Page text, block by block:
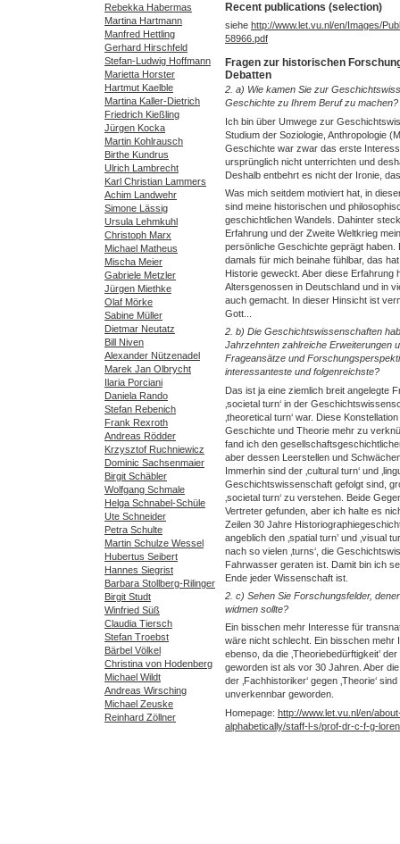
Rebekka Habermas
Martina Hartmann
Manfred Hettling
Gerhard Hirschfeld
Stefan-Ludwig Hoffmann
Marietta Horster
Hartmut Kaelble
Martina Kaller-Dietrich
Friedrich Kießling
Jürgen Kocka
Martin Kohlrausch
Birthe Kundrus
Ulrich Lambrecht
Karl Christian Lammers
Achim Landwehr
Simone Lässig
Ursula Lehmkuhl
Christoph Marx
Michael Matheus
Mischa Meier
Gabriele Metzler
Jürgen Miethke
Olaf Mörke
Sabine Müller
Dietmar Neutatz
Bill Niven
Alexander Nützenadel
Marek Jan Olbrycht
Ilaria Porciani
Daniela Rando
Stefan Rebenich
Frank Rexroth
Andreas Rödder
Krzysztof Ruchniewicz
Dominic Sachsenmaier
Birgit Schäbler
Wolfgang Schmale
Helga Schnabel-Schüle
Ute Schneider
Petra Schulte
Martin Schulze Wessel
Hubertus Seibert
Hannes Siegrist
Barbara Stollberg-Rilinger
Birgit Studt
Winfried Süß
Claudia Tiersch
Stefan Troebst
Bärbel Völkel
Christina von Hodenberg
Michael Wildt
Andreas Wirsching
Michael Zeuske
Reinhard Zöllner
Recent publications (selection)
siehe http://www.let.vu.nl/en/Images/
58966.pdf
Fragen zur historischen
Debatten
2. a) Wie kamen Sie zur
Geschichte zu Ihrem Beruf zu machen?
Ich bin über Umwege zur
Studium der Soziologie, Anthropologie
Geschichte war zwar das erste
ursprünglich nicht unterrichten und
Deshalb entbehrt es nicht der Ironie,
Was mich seitdem motiviert hat, in
sind meine historischen und
geschichtlichen Wandels. Dahinter
Erfahrung und der Zweite Weltkrieg
persönliche Geschichte geprägt
damals für mich beinahe fühlbar, das
Historie geweckt. Aber diese Erfahrung
Altersgenossen in Deutschland und in
auch gemacht. In dieser Hinsicht ist
Gott...
2. b) Die Geschichtswissenschaften
Jahrzehnten zahlreiche Erweiterungen
Frageansätze und
interessanteste und folgenreichste?
Das ist ja eine ziemlich breit angelegte
‚societal turn‘ in der
‚theoretical turn‘ war. Diese
Geschichte und Theorie mehr zu
fand ich den
aber dessen Leerstellen und
Immerhin sind der ‚cultural turn‘ und
Geschichtswissenschaft gefolgt sind,
‚societal turn‘ zu verstehen. Beide
Vertreter gefunden, aber ich halte es
Zeilen 30 Jahre
angeblich den ‚spatial turn’ und ‚visual
nach so vielen ‚turns‘, die
Fahrwasser geraten ist. Damit bin ich
Ende jeder Wissenschaft ist.
2. c) Sehen Sie Forschungsfelder,
widmen sollte?
Ein bisschen mehr Interesse für
wäre nicht schlecht. Ein bisschen
ebenso, da die ‚Theoriebedürftigkeit’
geworden ist als vor 30 Jahren. Aber
der ‚Fachhistoriker‘ gegen ‚Theorie‘
unverkennbar geworden.
Homepage: http://www.let.vu.nl/en/
alphabetically/staff-l-s/prof-dr-c-f-g-